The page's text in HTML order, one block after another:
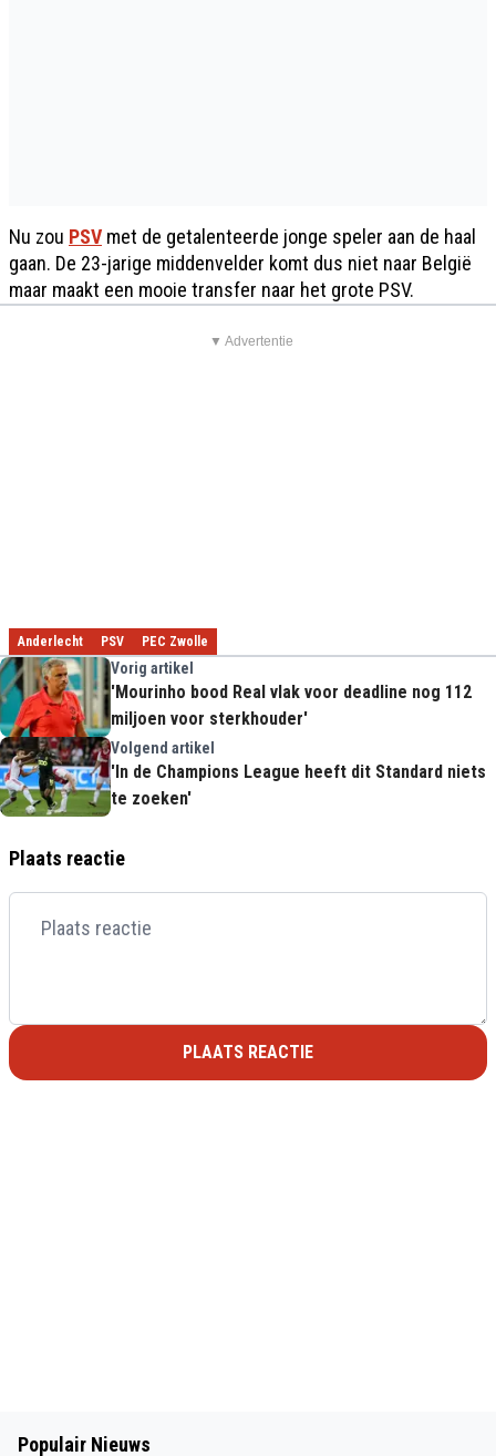
Nu zou PSV met de getalenteerde jonge speler aan de haal
gaan. De 23-jarige middenvelder komt dus niet naar België
maar maakt een mooie transfer naar het grote PSV.
▼ Advertentie
Anderlecht PSV PEC Zwolle
Vorig artikel
'Mourinho bood Real vlak voor deadline nog 112
miljoen voor sterkhouder'
Volgend artikel
'In de Champions League heeft dit Standard niets
te zoeken'
Plaats reactie
PLAATS REACTIE
Populair Nieuws